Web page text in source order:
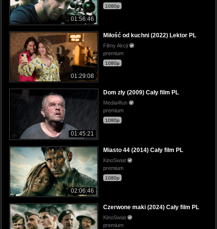
01:56:46
1080p
01:29:08
Miłość od kuchni (2022) Lektor PL
Filmy Akcji
premium
1080p
01:45:21
Dom zły (2009) Cały film PL
Media4fun
premium
1080p
02:06:46
Miasto 44 (2014) Cały film PL
KinoSwiat
premium
1080p
Czerwone maki (2024) Cały film PL
KinoSwiat
premium